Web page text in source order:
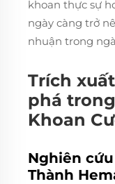
khoan thực sự
ngày càng trở
nhuận trong
Trích
phá
Khoan
Nghiên
Thành